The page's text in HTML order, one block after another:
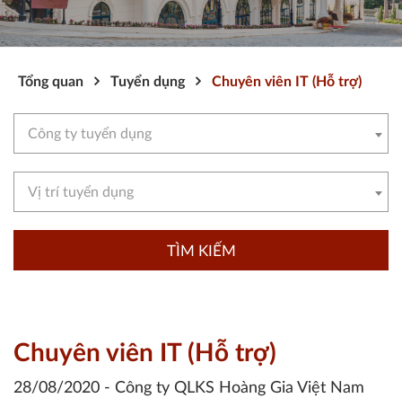
Tổng quan Tuyển dụng Chuyên viên IT (Hỗ trợ)
Công ty tuyển dụng
Vị trí tuyển dụng
TÌM KIẾM
Chuyên viên IT (Hỗ trợ)
28/08/2020 - Công ty QLKS Hoàng Gia Việt Nam